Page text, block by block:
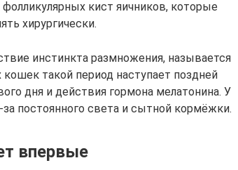
кист яичников, которые
хирургически.
инстинкта размножения, называется
кошек такой период наступает поздней
дня и действия гормона мелатонина. У
постоянного света и сытной кормёжки.
впервые